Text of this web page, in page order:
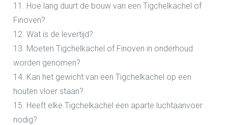
11. Hoe lang duurt de bouw van een Tigchelkachel of
Finoven?
12. Wat is de levertijd?
13. Moeten Tigchelkachel of Finoven in onderhoud
worden genomen?
14. Kan het gewicht van een Tigchelkachel op een
houten vloer staan?
15. Heeft elke Tigchelkachel een aparte luchtaanvoer
nodig?